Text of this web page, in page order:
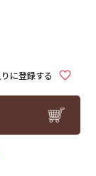
に登録する